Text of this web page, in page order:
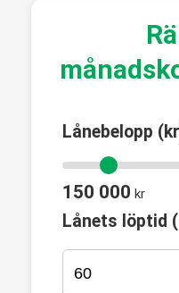
Lånebelopp
150 000 kr
Lånets löptid